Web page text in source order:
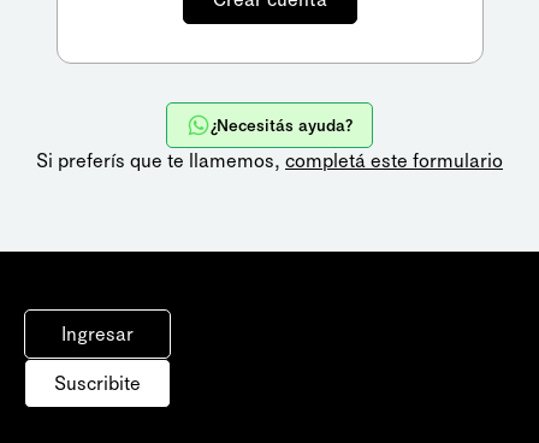
¿Necesitás ayuda?
Si preferís que te llamemos, completá este formulario
Ingresar
Suscribite